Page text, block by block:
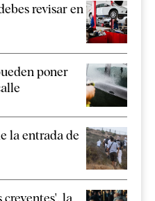
revisar en
poner
la entrada de
la